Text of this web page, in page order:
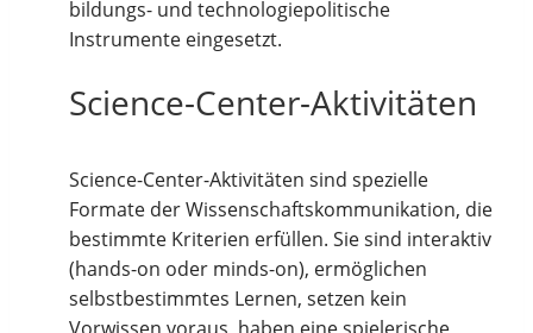
bildungs- und technologiepolitische
Instrumente eingesetzt.
Science-Center-Aktivitäten
Science-Center-Aktivitäten sind spezielle
Formate der Wissenschaftskommunikation, die
bestimmte Kriterien erfüllen. Sie sind interaktiv
(hands-on oder minds-on), ermöglichen
selbstbestimmtes Lernen, setzen kein